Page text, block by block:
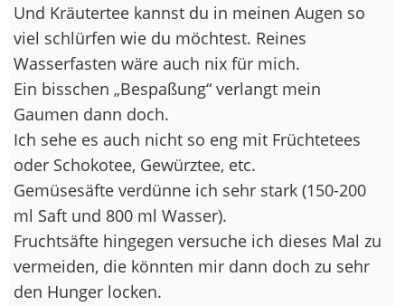
Und Kräutertee kannst du in meinen Augen so
viel schlürfen wie du möchtest. Reines
Wasserfasten wäre auch nix für mich.
Ein bisschen „Bespaßung“ verlangt mein
Gaumen dann doch.
Ich sehe es auch nicht so eng mit Früchtetees
oder Schokotee, Gewürztee, etc.
Gemüsesäfte verdünne ich sehr stark (150-200
ml Saft und 800 ml Wasser).
Fruchtsäfte hingegen versuche ich dieses Mal zu
vermeiden, die könnten mir dann doch zu sehr
den Hunger locken.